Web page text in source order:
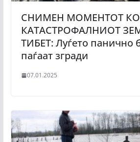
СНИМЕН МОМЕНТОТ
КАТАСТРОФАЛНИОТ
ТИБЕТ: Луѓето панично
паѓаат згради
07.01.2025